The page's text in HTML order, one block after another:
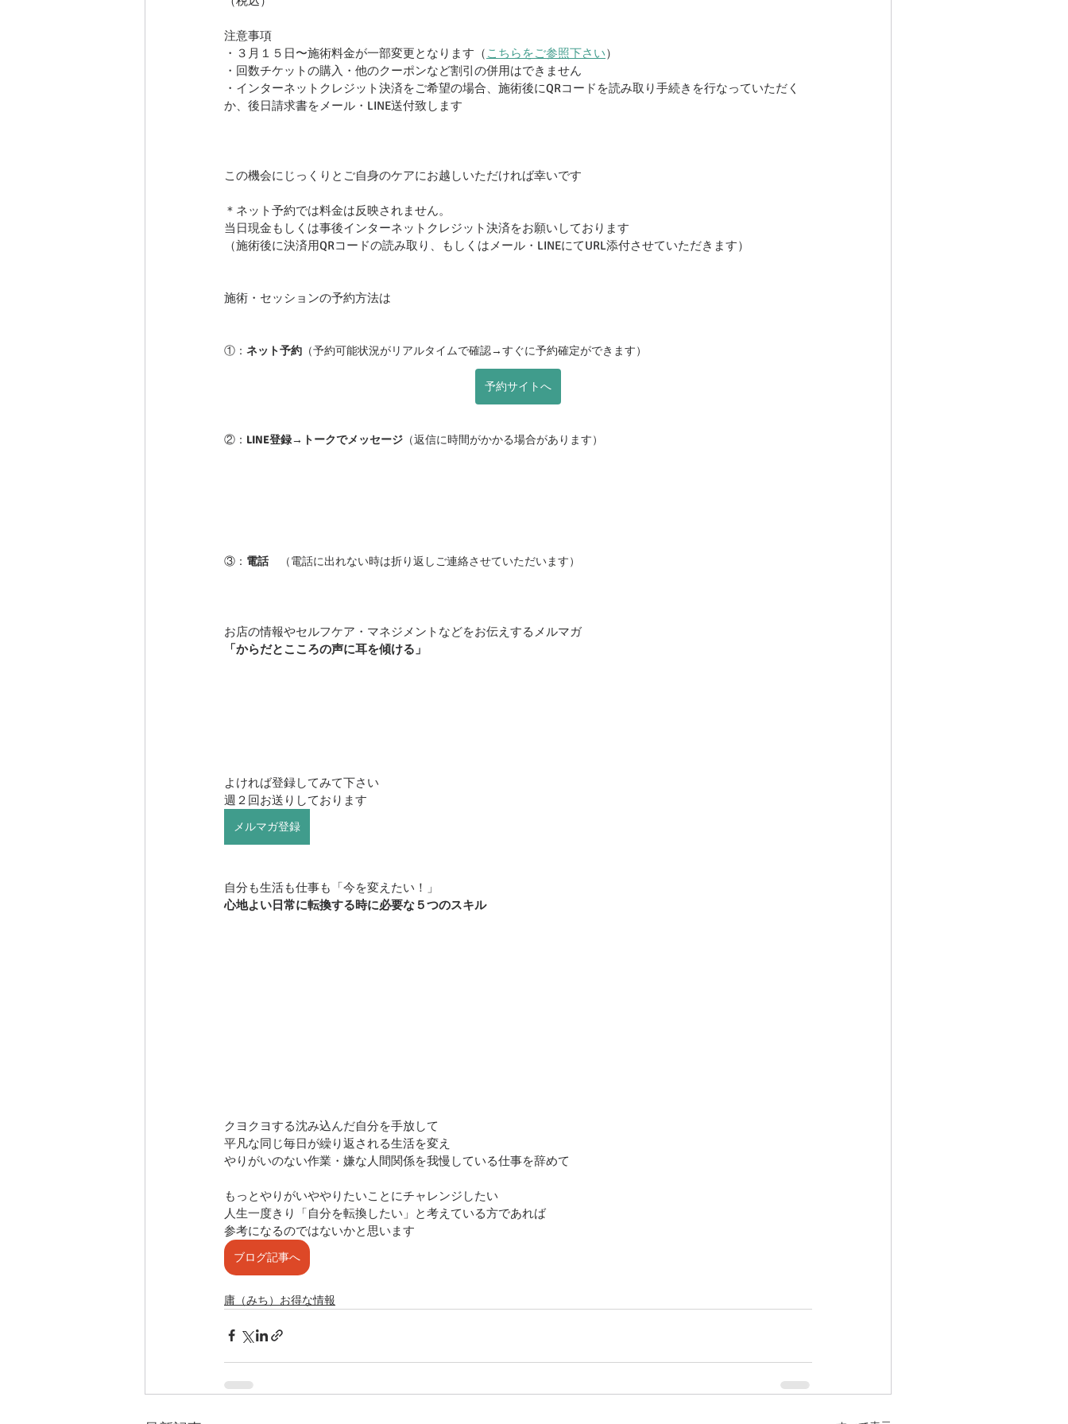
注意事項
・３月１５日〜施術料金が一部変更となります（ こちらをご参照下さい）
・回数チケットの購入・他のクーポンなど割引の併用はできません
・インターネットクレジット決済をご希望の場合、施術後にQRコードを読み取り手続きを行なっていただく
か、後日請求書をメール・LINE送付致します
この機会にじっくりとご自身のケアにお越しいただければ幸いです
＊ネット予約では料金は反映されません。
当日現金もしくは事後インターネットクレジット決済をお願いしております
（施術後に決済用QRコードの読み取り、もしくはメール・LINEにてURL添付させていただきます）
施術・セッションの予約方法は
①： ネット予約 （予約可能状況がリアルタイムで確認→すぐに予約確定ができます）
予約サイトへ
②： LINE登録→トークでメッセージ （返信に時間がかかる場合があります）
③： 電話 （電話に出れない時は折り返しご連絡させていただいます）
お店の情報やセルフケア・マネジメントなどをお伝えするメルマガ
「からだとこころの声に耳を傾ける」
よければ登録してみて下さい
週２回お送りしております
メルマガ登録
自分も生活も仕事も「今を変えたい！」
心地よい日常に転換する時に必要な５つのスキル
クヨクヨする沈み込んだ自分を手放して
平凡な同じ毎日が繰り返される生活を変え
やりがいのない作業・嫌な人間関係を我慢している仕事を辞めて
もっとやりがいややりたいことにチャレンジしたい
人生一度きり「自分を転換したい」と考えている方であれば
参考になるのではないかと思います
ブログ記事へ
庸（みち）お得な情報